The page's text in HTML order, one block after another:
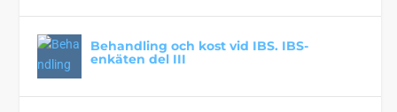
Behandling och kost vid IBS. IBS-
enkäten del III